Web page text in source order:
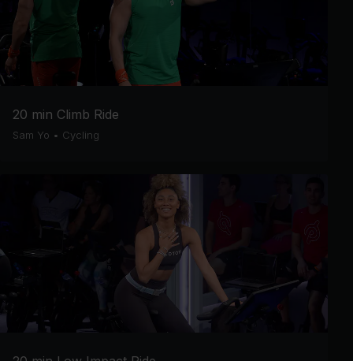
20 min Climb Ride
Sam Yo • Cycling